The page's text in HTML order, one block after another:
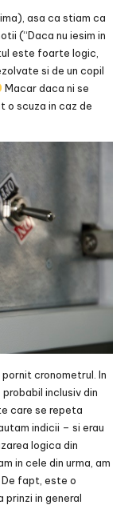
asa ca stiam ca
(“Daca nu iesim in
este foarte logic,
si de un copil
Macar daca ni se
o scuza in caz de
cronometrul. In
inclusiv din
care se repeta
indicii – si erau
logica din
in cele din urma, am
fapt, este o
prinzi in general